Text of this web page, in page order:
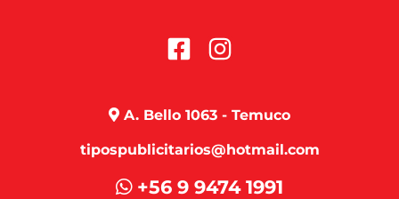
A. Bello 1063 - Temuco
tipospublicitarios@hotmail.com
+56 9 9474 1991